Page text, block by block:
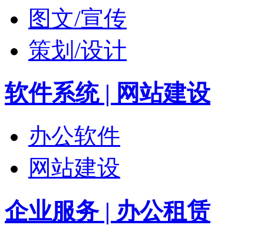
图文/宣传
策划/设计
软件系统 | 网站建设
办公软件
网站建设
企业服务 | 办公租赁